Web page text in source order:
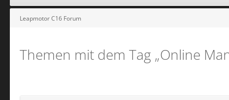
Leapmotor C16 Forum
Themen mit dem Tag „Online